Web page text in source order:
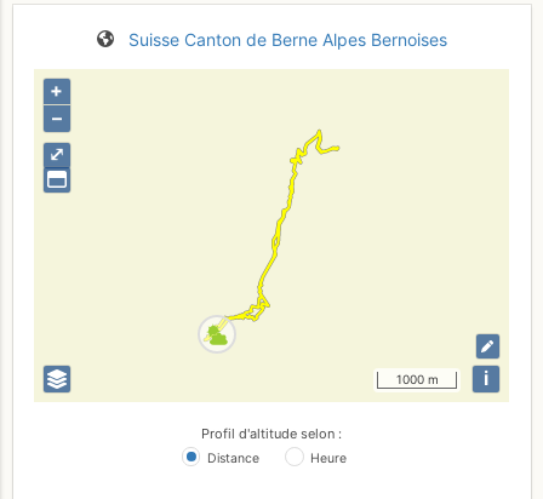
Suisse Canton de Berne Alpes Bernoises
⤢
+
–
1000 m i
Profil d'altitude selon :
Distance Heure